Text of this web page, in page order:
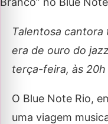
Talentosa cantora
era de ouro do
terça-feira, às 20h
O Blue Note Rio,
uma viagem